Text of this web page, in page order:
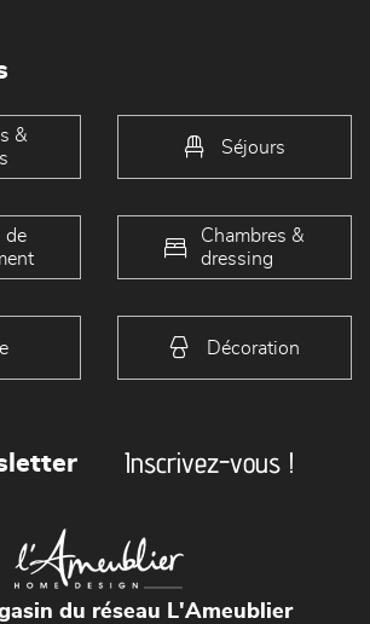
&
Séjours
de
Chambres &
dressing
Décoration
Inscrivez-vous !
du réseau L'Ameublier